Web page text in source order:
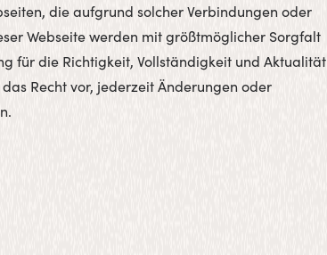
die aufgrund solcher Verbindungen oder
Webseite werden mit größtmöglicher Sorgfalt
für die Richtigkeit, Vollständigkeit und Aktualität
Recht vor, jederzeit Änderungen oder